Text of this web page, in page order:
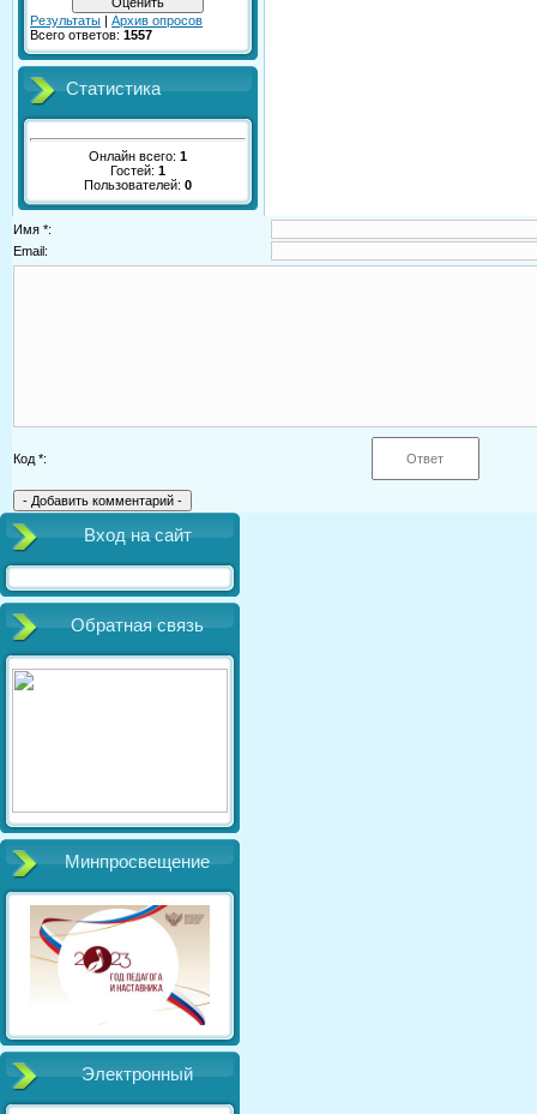
Результаты | Архив опросов
Всего ответов: 1557
Статистика
Онлайн всего: 1
Гостей: 1
Пользователей: 0
Имя *:
Email:
Код *:
Вход на сайт
Обратная связь
Минпросвещение
Электронный